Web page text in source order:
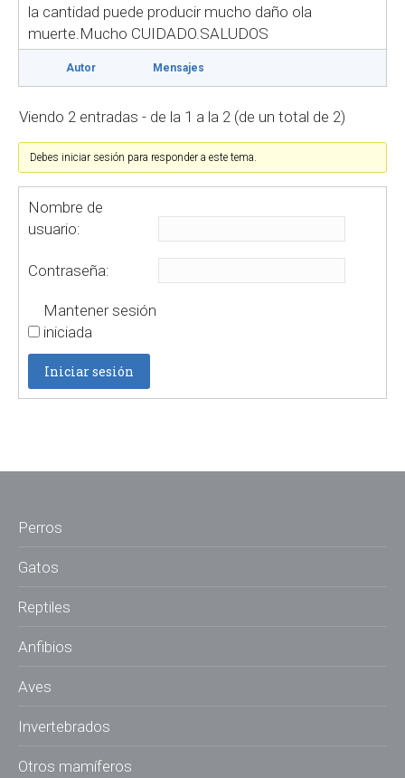
la cantidad puede producir mucho daño ola
muerte.Mucho CUIDADO.SALUDOS
Autor Mensajes
Viendo 2 entradas - de la 1 a la 2 (de un total de 2)
Debes iniciar sesión para responder a este tema.
Nombre de
usuario:
Contraseña:
Mantener sesión
iniciada
Iniciar sesión
Perros
Gatos
Reptiles
Anfibios
Aves
Invertebrados
Otros mamíferos